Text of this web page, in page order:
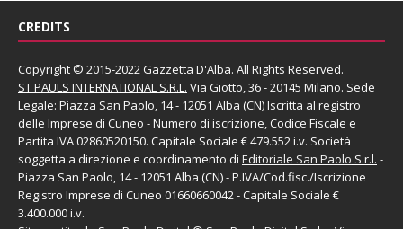
CREDITS
Copyright © 2015-2022 Gazzetta D'Alba. All Rights Reserved.
ST PAULS INTERNATIONAL S.R.L. Via Giotto, 36 - 20145 Milano. Sede
Legale: Piazza San Paolo, 14 - 12051 Alba (CN) Iscritta al registro
delle Imprese di Cuneo - Numero di iscrizione, Codice Fiscale e
Partita IVA 02860520150. Capitale Sociale € 479.552 i.v. Società
soggetta a direzione e coordinamento di Editoriale San Paolo S.r.l. -
Piazza San Paolo, 14 - 12051 Alba (CN) - P.IVA/Cod.fisc./Iscrizione
Registro Imprese di Cuneo 01660660042 - Capitale Sociale €
3.400.000 i.v.